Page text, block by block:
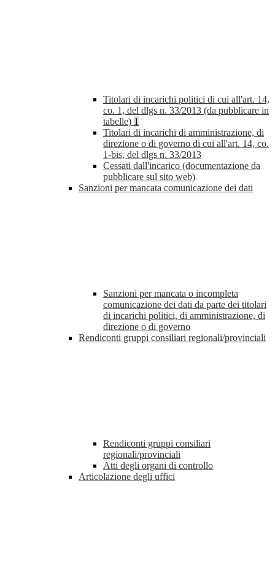
Titolari di incarichi politici di cui all'art. 14,
co. 1, del dlgs n. 33/2013 (da pubblicare in
tabelle) 1
Titolari di incarichi di amministrazione, di
direzione o di governo di cui all'art. 14, co.
1-bis, del dlgs n. 33/2013
Cessati dall'incarico (documentazione da
pubblicare sul sito web)
Sanzioni per mancata comunicazione dei dati
Sanzioni per mancata o incompleta
comunicazione dei dati da parte dei titolari
di incarichi politici, di amministrazione, di
direzione o di governo
Rendiconti gruppi consiliari regionali/provinciali
Rendiconti gruppi consiliari
regionali/provinciali
Atti degli organi di controllo
Articolazione degli uffici